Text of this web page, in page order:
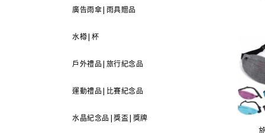
廣告雨傘|雨具贈品
水樽|杯
戶外禮品|旅行紀念品
運動禮品|比賽紀念品
水晶紀念品|獎盃|獎牌